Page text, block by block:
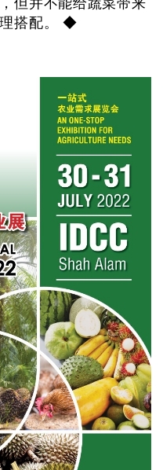
但并不能给蔬菜带来
搭配。 ◆